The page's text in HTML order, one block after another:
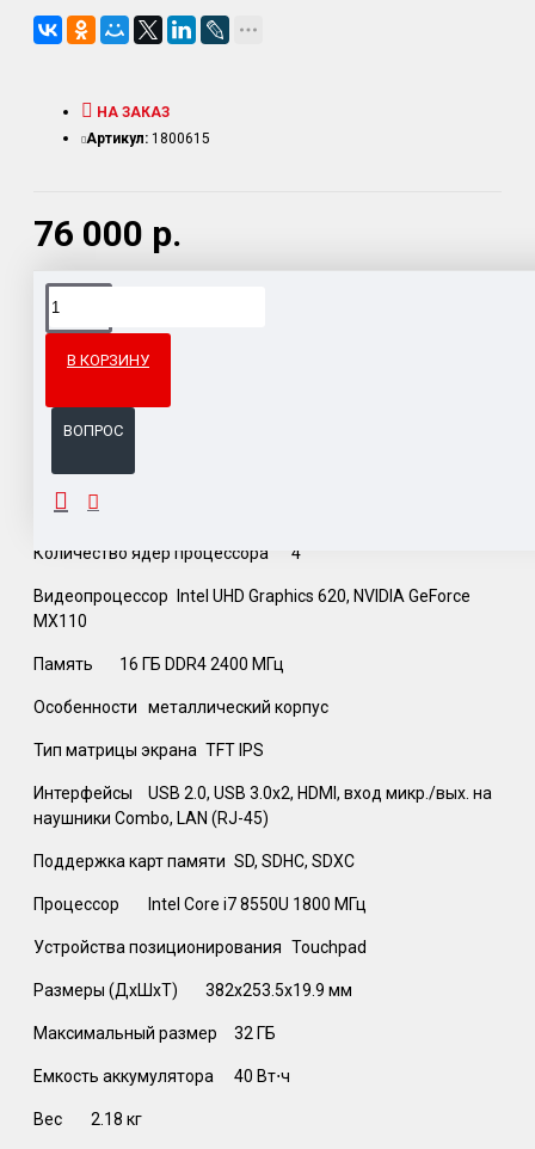
76 000 р.
НА ЗАКАЗ
Артикул: 1800615
В КОРЗИНУ
ВОПРОС
Доставка товара по всему Таможенному союзу.
ОПИСАНИЕ
Количество ядер процессора 4
Видеопроцессор
Intel UHD Graphics 620, NVIDIA GeForce
MX110
Память 16 ГБ DDR4 2400 МГц
Особенности металлический корпус
Тип матрицы экрана TFT IPS
Интерфейсы
USB 2.0, USB 3.0x2, HDMI, вход микр./вых. на
наушники Combo, LAN (RJ-45)
Поддержка карт памяти SD, SDHC, SDXC
Процессор Intel Core i7 8550U 1800 МГц
Устройства позиционирования Touchpad
Размеры (ДхШхТ) 382x253.5x19.9 мм
Максимальный размер 32 ГБ
Емкость аккумулятора 40 Вт⋅ч
Вес 2.18 кг